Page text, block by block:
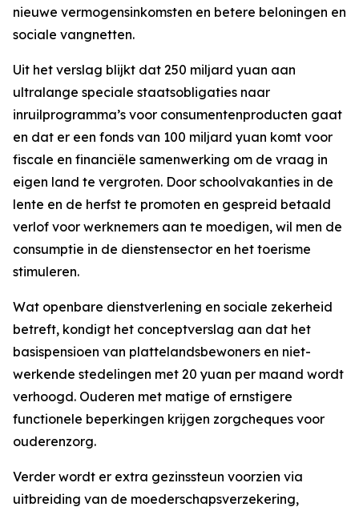
nieuwe vermogensinkomsten en betere beloningen en
sociale vangnetten.
Uit het verslag blijkt dat 250 miljard yuan aan
ultralange speciale staatsobligaties naar
inruilprogramma’s voor consumentenproducten gaat
en dat er een fonds van 100 miljard yuan komt voor
fiscale en financiële samenwerking om de vraag in
eigen land te vergroten. Door schoolvakanties in de
lente en de herfst te promoten en gespreid betaald
verlof voor werknemers aan te moedigen, wil men de
consumptie in de dienstensector en het toerisme
stimuleren.
Wat openbare dienstverlening en sociale zekerheid
betreft, kondigt het conceptverslag aan dat het
basispensioen van plattelandsbewoners en niet-
werkende stedelingen met 20 yuan per maand wordt
verhoogd. Ouderen met matige of ernstigere
functionele beperkingen krijgen zorgcheques voor
ouderenzorg.
Verder wordt er extra gezinssteun voorzien via
uitbreiding van de moederschapsverzekering,